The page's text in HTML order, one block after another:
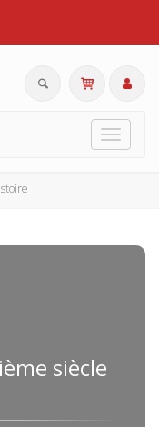
Toggle
siècle